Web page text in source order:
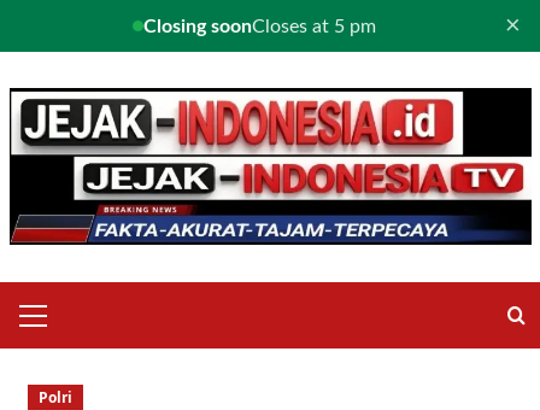
Closing soonCloses at 5 pm ×
to
content
Menu
Polri